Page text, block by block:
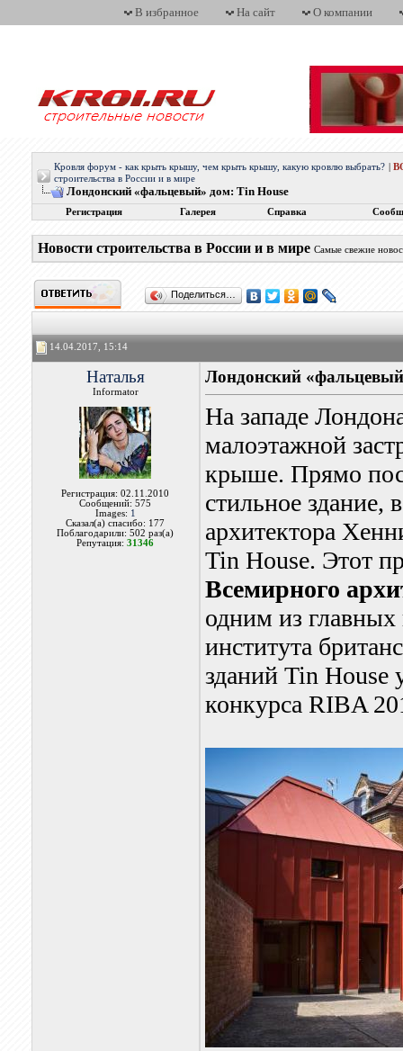
В избранное На сайт О компании
Кровля форум - как крыть крышу, чем крыть крышу, какую кровлю выбрать?
строительства в России и в мире
Лондонский «фальцевый» дом: Tin House
Регистрация Галерея Справка
Новости строительства в России и в мире Самые свежие
Поделиться…
14.04.2017, 15:14
Наталья
Informator
Регистрация: 02.11.2010
Сообщений: 575
Images: 1
Сказал(а) спасибо: 177
Поблагодарили: 502 раз(а)
Репутация:31346
Лондонский
На западе
малоэтажной
крыше. Прямо
стильное здание,
архитектора
Tin House. Этот
Всемирного
одним из
института
зданий Tin House
конкурса RIBA